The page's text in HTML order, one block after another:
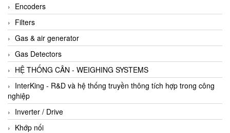
Encoders
Filters
Gas & air generator
Gas Detectors
HỆ THỐNG CÂN - WEIGHING SYSTEMS
InterKing - R&D và hệ thống truyền thông tích hợp trong công
nghiệp
Inverter / Drive
Khớp nối